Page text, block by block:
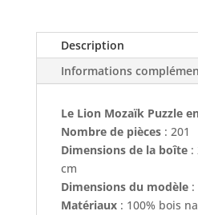
-
Puzzle
Description
Informations
Le Lion Mozaïk Puzzle
Nombre de pièces: 201
Dimensions de la boîte:
cm
Dimensions du modèle:
Matériaux: 100% bois